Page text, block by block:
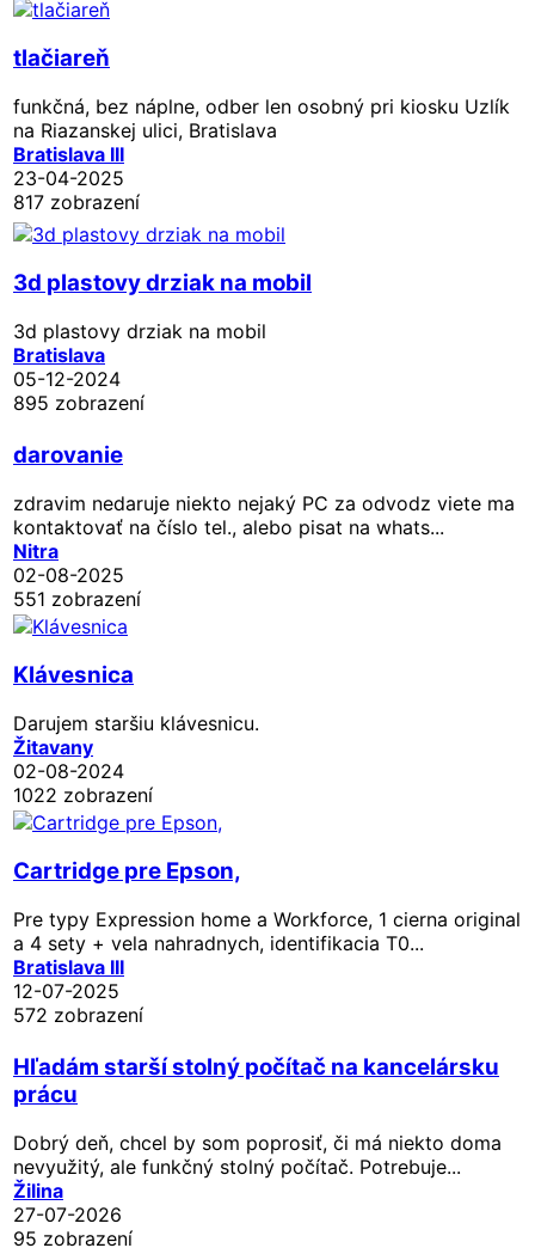
tlačiareň
funkčná, bez náplne, odber len osobný pri kiosku Uzlík
na Riazanskej ulici, Bratislava
Bratislava III
23-04-2025
817 zobrazení
3d plastovy drziak na mobil
3d plastovy drziak na mobil
Bratislava
05-12-2024
895 zobrazení
darovanie
zdravim nedaruje niekto nejaký PC za odvodz viete ma
kontaktovať na číslo tel., alebo pisat na whats...
Nitra
02-08-2025
551 zobrazení
Klávesnica
Darujem staršiu klávesnicu.
Žitavany
02-08-2024
1022 zobrazení
Cartridge pre Epson,
Pre typy Expression home a Workforce, 1 cierna original
a 4 sety + vela nahradnych, identifikacia T0...
Bratislava III
12-07-2025
572 zobrazení
Hľadám starší stolný počítač na kancelársku
prácu
Dobrý deň, chcel by som poprosiť, či má niekto doma
nevyužitý, ale funkčný stolný počítač. Potrebuje...
Žilina
27-07-2026
95 zobrazení